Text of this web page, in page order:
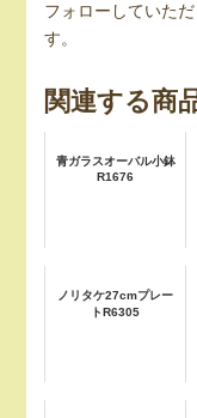
フォローしていた
す。
関連する商
青ガラスオーバル小鉢
R1676
ノリタケ27cmプレー
トR6305